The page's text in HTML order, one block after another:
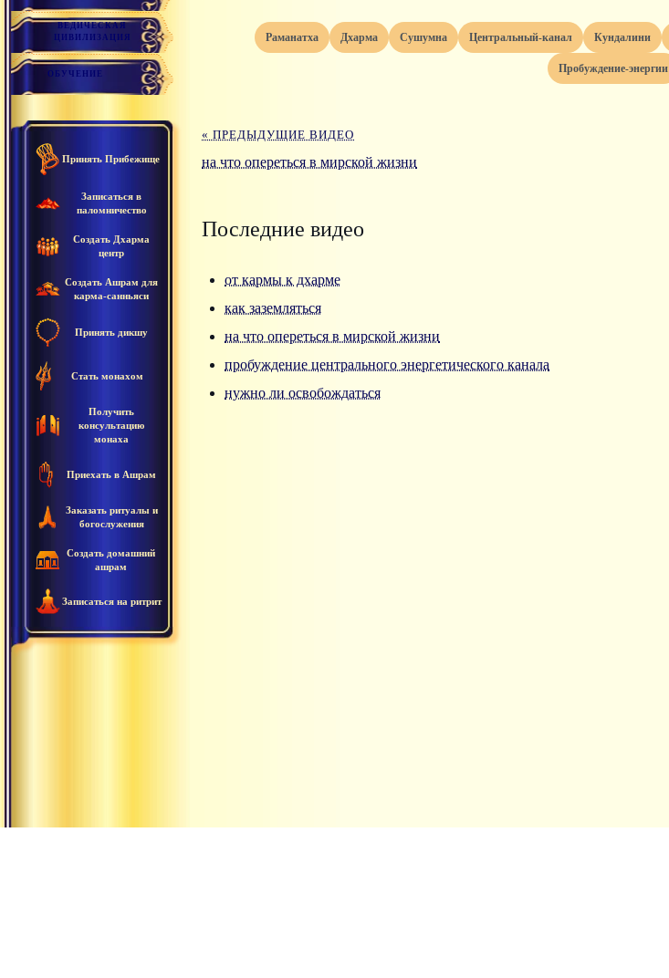
ВЕДИЧЕСКАЯ
ЦИВИЛИЗАЦИЯ
ОБУЧЕНИЕ
Принять Прибежище
Записаться в
паломничество
Создать Дхарма
центр
Создать Ашрам для
карма-санньяси
Принять дикшу
Стать монахом
Получить
консультацию
монаха
Приехать в Ашрам
Заказать ритуалы и
богослужения
Создать домашний
ашрам
Записаться на ритрит
раманатха дхарма сушумна центральный-канал кундалини
пробуждение-энергии
« ПРЕДЫДУЩИЕ ВИДЕО
на что опереться в мирской жизни
Последние видео
от кармы к дхарме
как заземляться
на что опереться в мирской жизни
пробуждение центрального энергетического канала
нужно ли освобождаться